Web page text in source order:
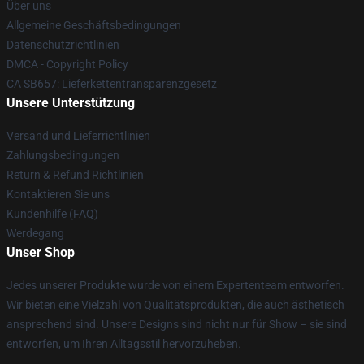
Über uns
Allgemeine Geschäftsbedingungen
Datenschutzrichtlinien
DMCA - Copyright Policy
CA SB657: Lieferkettentransparenzgesetz
Unsere Unterstützung
Versand und Lieferrichtlinien
Zahlungsbedingungen
Return & Refund Richtlinien
Kontaktieren Sie uns
Kundenhilfe (FAQ)
Werdegang
Unser Shop
Jedes unserer Produkte wurde von einem Expertenteam entworfen.
Wir bieten eine Vielzahl von Qualitätsprodukten, die auch ästhetisch
ansprechend sind. Unsere Designs sind nicht nur für Show – sie sind
entworfen, um Ihren Alltagsstil hervorzuheben.